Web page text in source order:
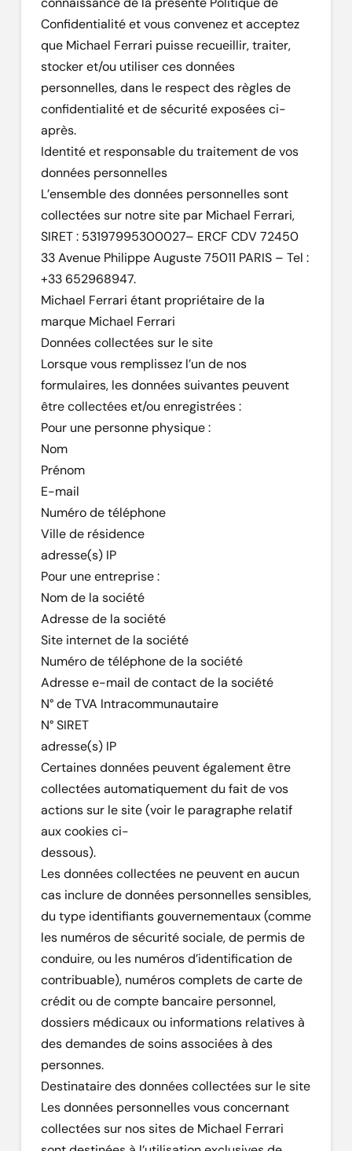
Confidentialité et vous convenez et acceptez
que Michael Ferrari puisse recueillir, traiter,
stocker et/ou utiliser ces données
personnelles, dans le respect des règles de
confidentialité et de sécurité exposées ci-
après.
Identité et responsable du traitement de vos
données personnelles
L’ensemble des données personnelles sont
collectées sur notre site par Michael Ferrari,
SIRET : 53197995300027– ERCF CDV 72450
33 Avenue Philippe Auguste 75011 PARIS – Tel :
+33 652968947.
Michael Ferrari étant propriétaire de la
marque Michael Ferrari
Données collectées sur le site
Lorsque vous remplissez l’un de nos
formulaires, les données suivantes peuvent
être collectées et/ou enregistrées :
Pour une personne physique :
Nom
Prénom
E-mail
Numéro de téléphone
Ville de résidence
adresse(s) IP
Pour une entreprise :
Nom de la société
Adresse de la société
Site internet de la société
Numéro de téléphone de la société
Adresse e-mail de contact de la société
N° de TVA Intracommunautaire
N° SIRET
adresse(s) IP
Certaines données peuvent également être
collectées automatiquement du fait de vos
actions sur le site (voir le paragraphe relatif
aux cookies ci-
dessous).
Les données collectées ne peuvent en aucun
cas inclure de données personnelles sensibles,
du type identifiants gouvernementaux (comme
les numéros de sécurité sociale, de permis de
conduire, ou les numéros d’identification de
contribuable), numéros complets de carte de
crédit ou de compte bancaire personnel,
dossiers médicaux ou informations relatives à
des demandes de soins associées à des
personnes.
Destinataire des données collectées sur le site
Les données personnelles vous concernant
collectées sur nos sites de Michael Ferrari